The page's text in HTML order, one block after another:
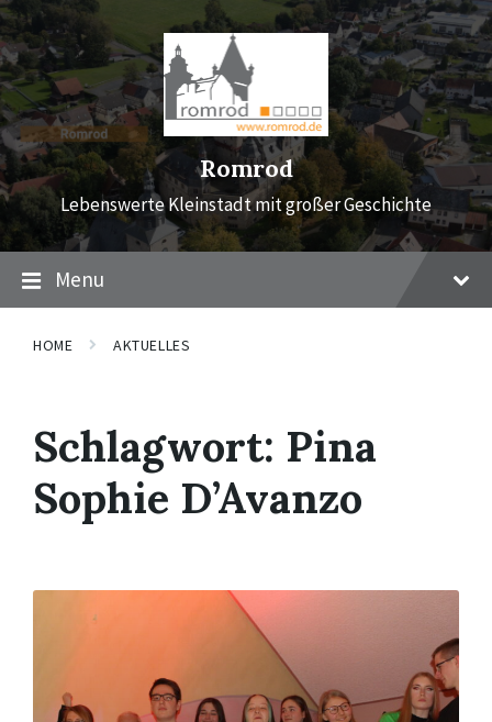
Skip
to
content
Skip
to
main
navigation
Skip
to
footer
Romrod
Lebenswerte Kleinstadt mit großer Geschichte
Menu
HOME AKTUELLES
Schlagwort: Pina
Sophie D’Avanzo
Read